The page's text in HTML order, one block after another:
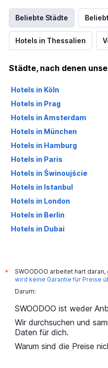
Beliebte Städte
Hotels in Thessalien
Städte, nach denen
Hotels in Köln
Hotels in Prag
Hotels in Amsterdam
Hotels in München
Hotels in Hamburg
Hotels in Paris
Hotels in Świnoujście
Hotels in Istanbul
Hotels in London
Hotels in Berlin
Hotels in Dubai
*
SWOODOO arbeitet hart
wird keine Garantie für Preise
Darum:
SWOODOO ist weder
Wir durchsuchen und
Daten für dich.
Warum sind die Preise